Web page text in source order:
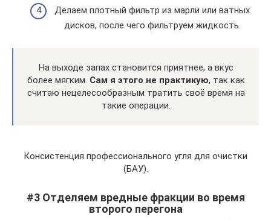
Делаем плотный фильтр из марли или ватных
дисков, после чего фильтруем жидкость.
На выходе запах становится приятнее, а вкус
более мягким. Сам я этого не практикую, так как
считаю нецелесообразным тратить своё время на
такие операции.
Консистенция профессионального угля для очистки
(БАУ).
#3 Отделяем вредные фракции во время
второго перегона